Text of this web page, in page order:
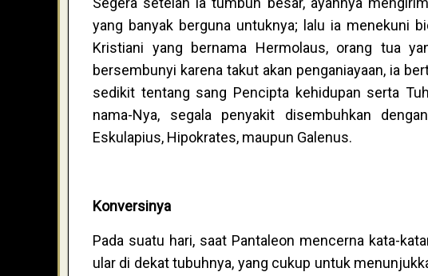
yang banyak berguna untuknya; lalu ia menekuni
Kristiani yang bernama Hermolaus, orang tua
bersembunyi karena takut akan penganiayaan, ia
sedikit tentang sang Pencipta kehidupan serta
nama-Nya, segala penyakit disembuhkan
Eskulapius, Hipokrates, maupun Galenus.
Konversinya
Pada suatu hari, saat Pantaleon mencerna kata-
ular di dekat tubuhnya, yang cukup untuk